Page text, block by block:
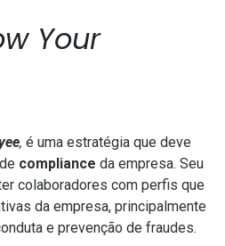
Your
, é uma estratégia que deve
compliance da empresa. Seu
colaboradores com perfis que
da empresa, principalmente
e prevenção de fraudes.